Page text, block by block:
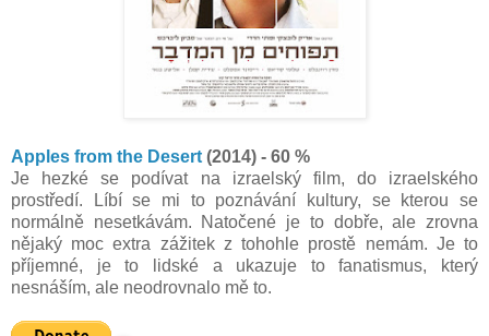
Apples from the Desert (2014) - 60 %
Je hezké se podívat na izraelský film, do izraelského
prostředí. Líbí se mi to poznávání kultury, se kterou se
normálně nesetkávám. Natočené je to dobře, ale zrovna
nějaký moc extra zážitek z tohohle prostě nemám. Je to
příjemné, je to lidské a ukazuje to fanatismus, který
nesnáším, ale neodrovnalo mě to.